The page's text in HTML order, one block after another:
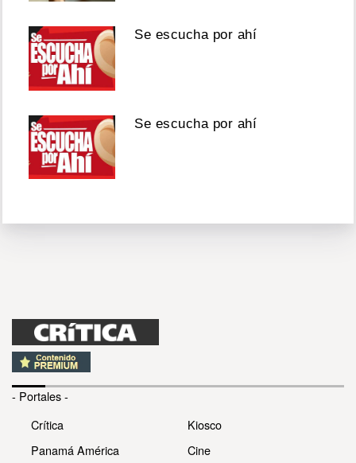
Se escucha por ahí
Se escucha por ahí
- Portales -
Crítica
Panamá América
Kiosco
Cine